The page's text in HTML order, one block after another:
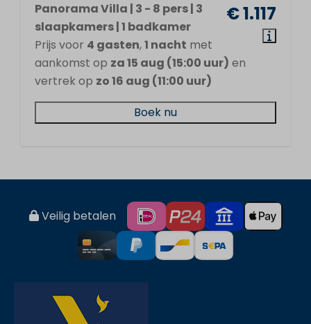
€ 1.117
Panorama Villa | 3 - 8 pers | 3
slaapkamers | 1 badkamer
Prijs voor 4 gasten,1 nacht met
aankomst op za 15 aug (15:00 uur) en
vertrek op zo 16 aug (11:00 uur)
Boek nu
Veilig betalen